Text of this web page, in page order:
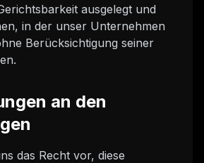
ausgelegt und
in der unser Unternehmen
Berücksichtigung seiner
an den
das Recht vor, diese